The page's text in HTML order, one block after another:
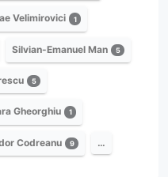
Velimirovici 1
Silvian-Emanuel Man 5
5
Gheorghiu 1
Codreanu 9 …